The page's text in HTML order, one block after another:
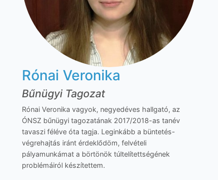
Rónai Veronika
Bűnügyi Tagozat
Rónai Veronika vagyok, negyedéves hallgató, az
ÓNSZ bűnügyi tagozatának 2017/2018-as tanév
tavaszi féléve óta tagja. Leginkább a büntetés-
végrehajtás iránt érdeklődöm, felvételi
pályamunkámat a börtönök túltelítettségének
problémáiról készítettem.